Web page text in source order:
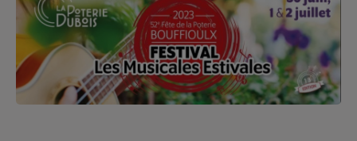
CONCOURS
Contact
Contact